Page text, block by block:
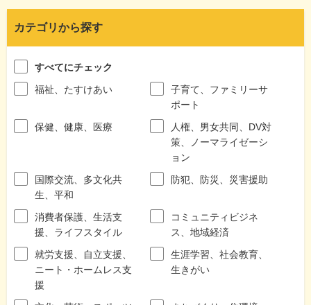
カテゴリから探す
すべてにチェック
福祉、たすけあい
子育て、ファミリーサ
ポート
保健、健康、医療
人権、男女共同、DV対
策、ノーマライゼーシ
ョン
国際交流、多文化共
生、平和
防犯、防災、災害援助
消費者保護、生活支
援、ライフスタイル
コミュニティビジネ
ス、地域経済
就労支援、自立支援、
ニート・ホームレス支
援
生涯学習、社会教育、
生きがい